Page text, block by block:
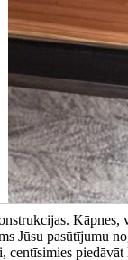
Jūsu pasūtījumu
centīsimies piedāvāt